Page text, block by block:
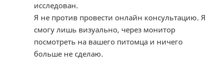
исследован.
Я не против провести онлайн консультацию. Я
смогу лишь визуально, через монитор
посмотреть на вашего питомца и ничего
больше не сделаю.